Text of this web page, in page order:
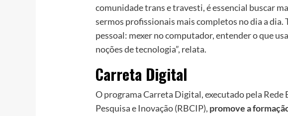
comunidade trans e travesti, é essencial buscar
sermos profissionais mais completos no dia a dia.
pessoal: mexer no computador, entender o que
noções de tecnologia”, relata.
Carreta Digital
O programa Carreta Digital, executado pela Rede
Pesquisa e Inovação (RBCIP), promove a